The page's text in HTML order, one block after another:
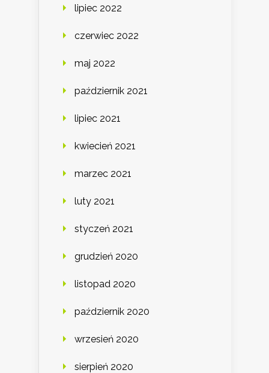
lipiec 2022
czerwiec 2022
maj 2022
październik 2021
lipiec 2021
kwiecień 2021
marzec 2021
luty 2021
styczeń 2021
grudzień 2020
listopad 2020
październik 2020
wrzesień 2020
sierpień 2020